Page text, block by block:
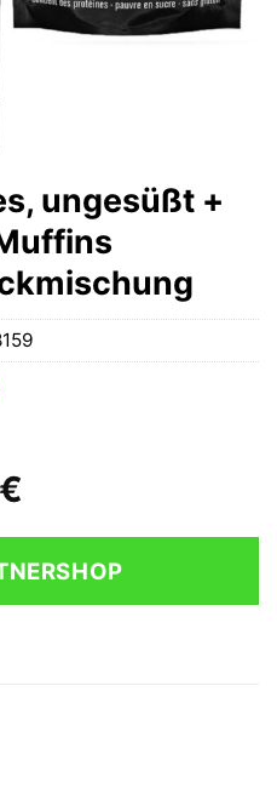
ungesüßt +
€
ist:
12,99 €.